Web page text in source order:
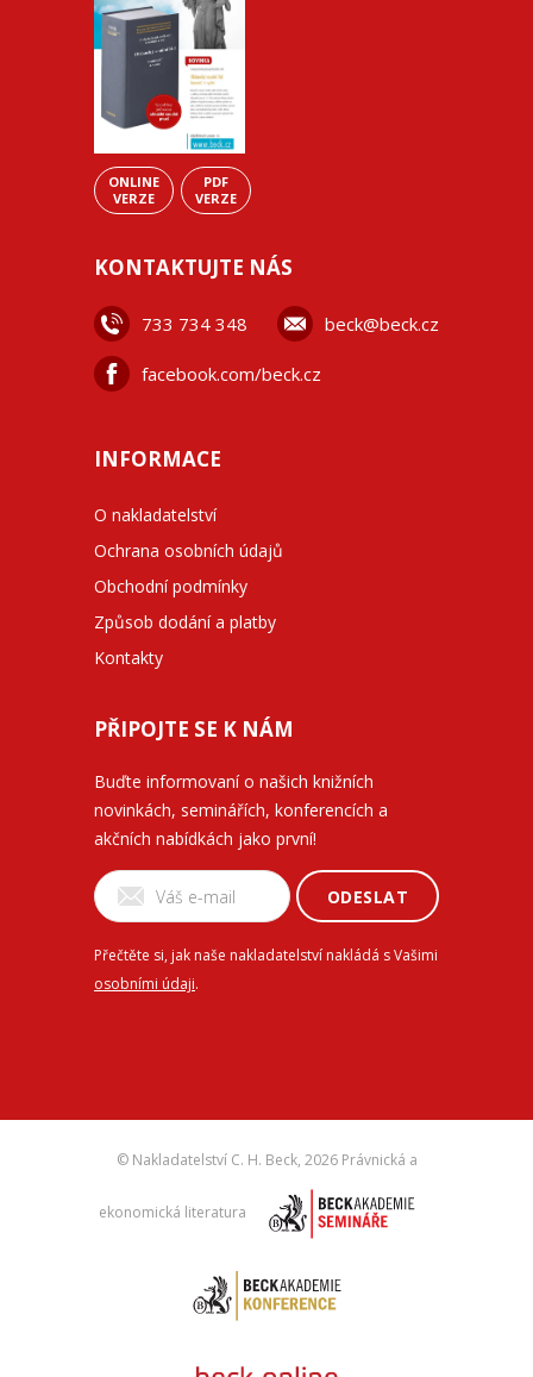
ONLINE
VERZE
PDF
VERZE
KONTAKTUJTE NÁS
733 734 348 beck@beck.cz
facebook.com/beck.cz
INFORMACE
O nakladatelství
Ochrana osobních údajů
Obchodní podmínky
Způsob dodání a platby
Kontakty
PŘIPOJTE SE K NÁM
Buďte informovaní o našich knižních
novinkách, seminářích, konferencích a
akčních nabídkách jako první!
ODESLAT
Přečtěte si, jak naše nakladatelství nakládá s Vašimi
osobními údaji.
© Nakladatelství C. H. Beck, 2026 Právnická a
ekonomická literatura